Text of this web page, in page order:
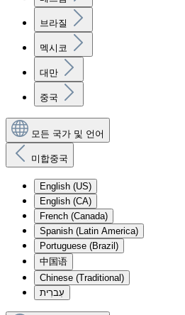
브라질
멕시코
대만
중국
모든 국가 및 언어
미합중국
English (US)
English (CA)
French (Canada)
Spanish (Latin America)
Portuguese (Brazil)
中国语
Chinese (Traditional)
עִברִית